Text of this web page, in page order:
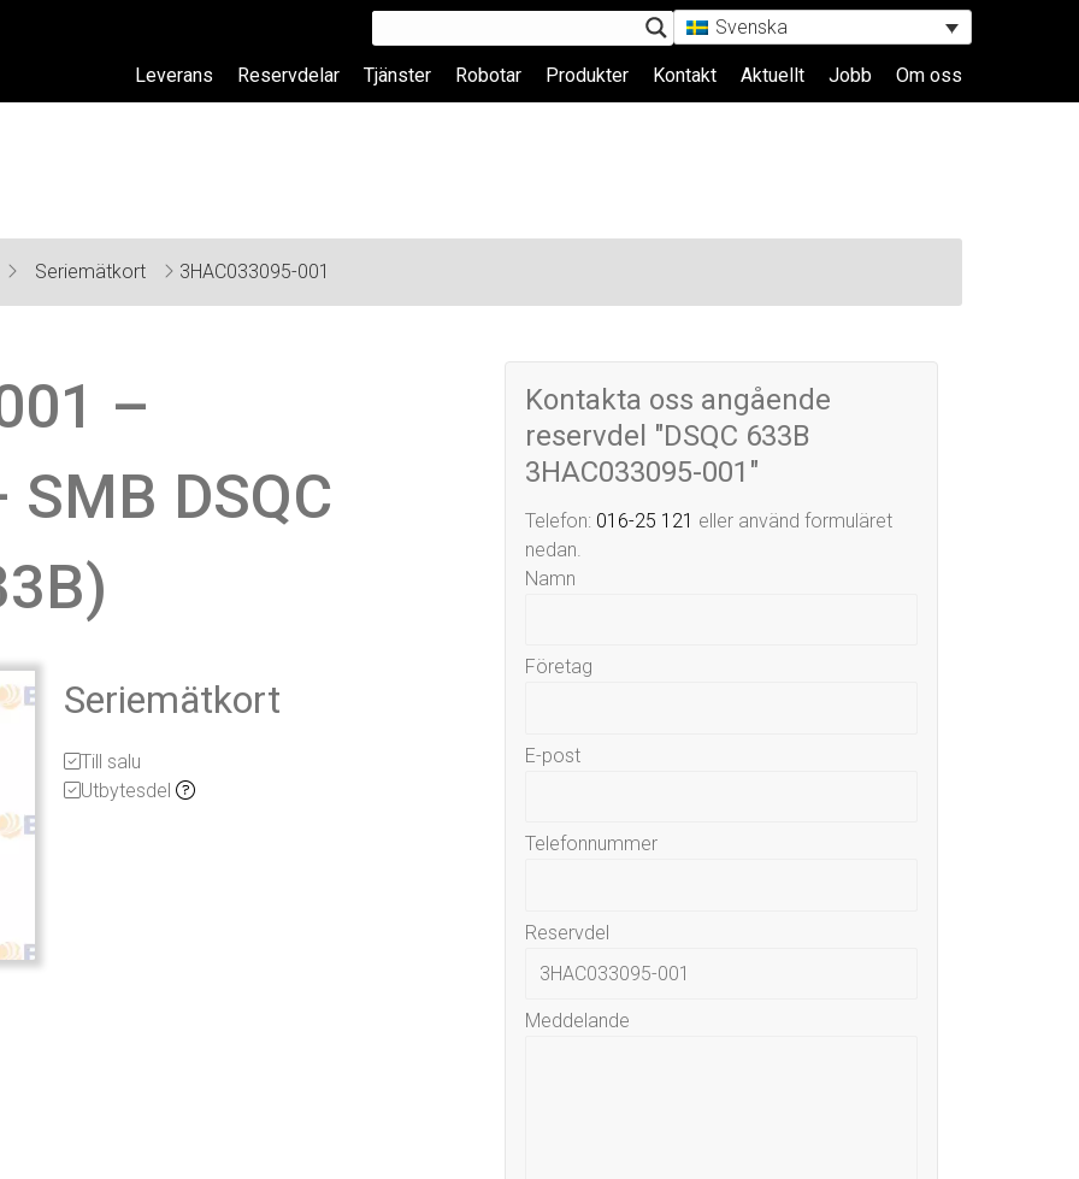
Svenska
Leverans Reservdelar Tjänster Robotar Produkter Kontakt Aktuellt Jobb Om oss
Seriemätkort 3HAC033095-001
–
DSQC
Seriemätkort
Till salu
Utbytesdel
Kontakta oss angående
reservdel "DSQC 633B
3HAC033095-001"
Telefon: 016-25 121 eller använd formuläret
nedan.
Namn
Företag
E-post
Telefonnummer
Reservdel
Meddelande